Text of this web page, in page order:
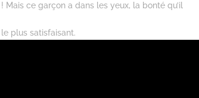
ce garçon a dans les yeux, la bonté qu’il
plus satisfaisant.